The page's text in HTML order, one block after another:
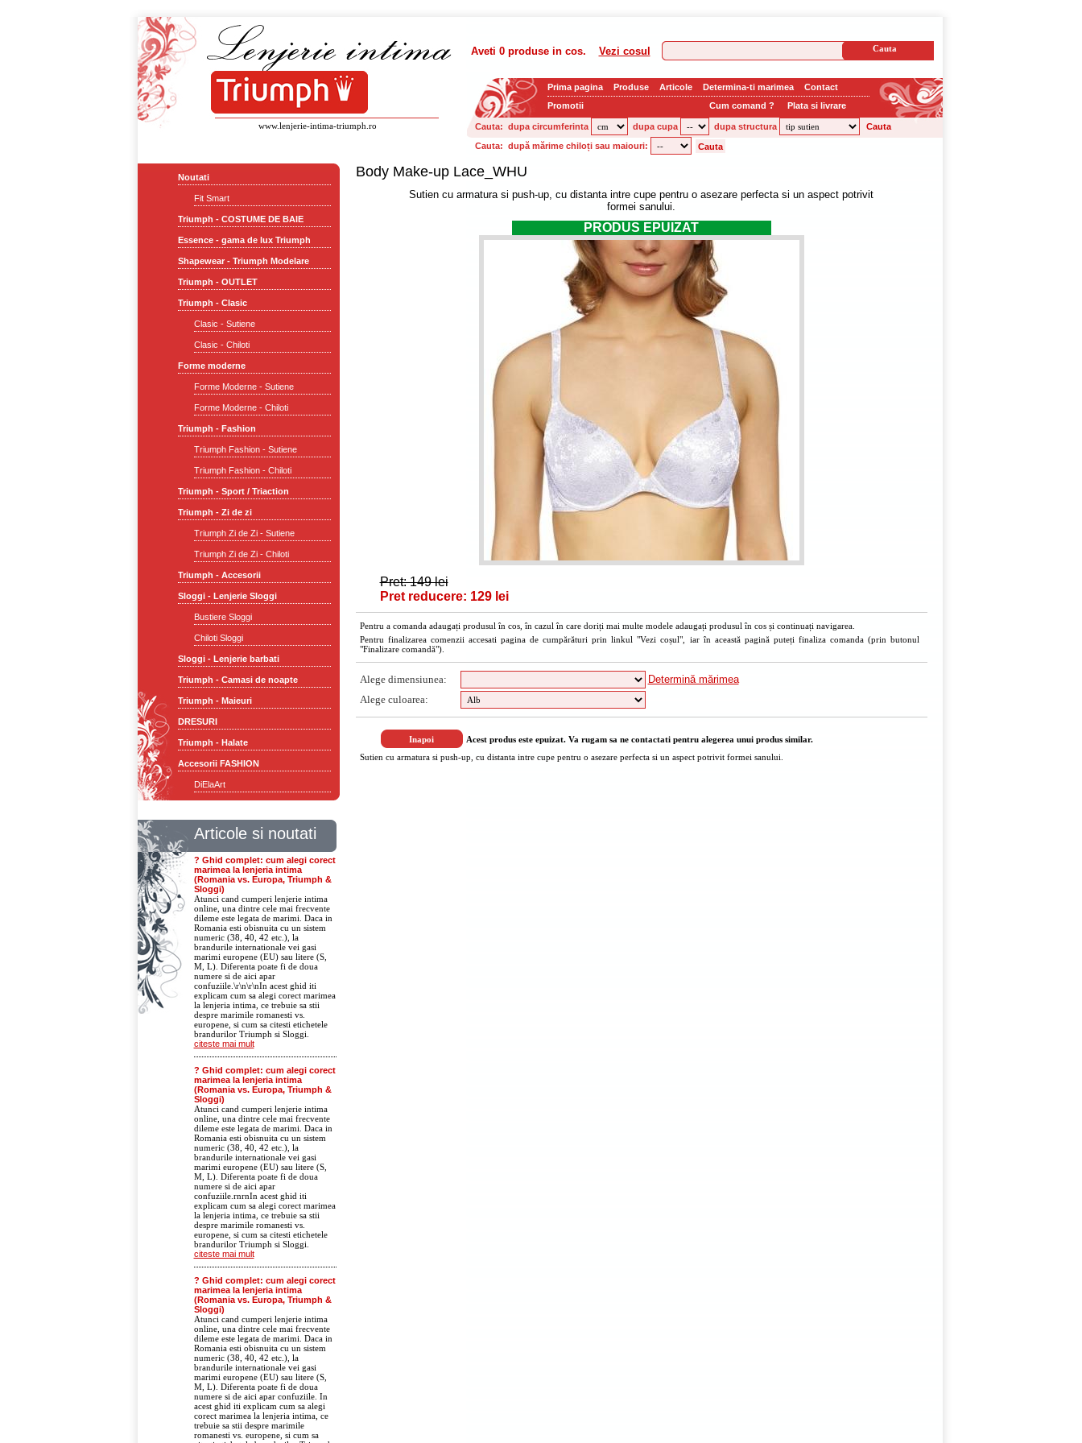
www.lenjerie-intima-triumph.ro
Aveti 0 produsein cos. Vezi cosul
Prima pagina Produse Articole Determina-ti marimea
Contact
Promotii
Cum comand ? Plata si livrare
Cauta: dupa circumferinta dupa cupa
dupa structura
Cauta: după mărime chiloți sau maiouri:
Noutati
Fit Smart
Triumph - COSTUME DE BAIE
Essence - gama de lux Triumph
Shapewear - Triumph Modelare
Triumph - OUTLET
Triumph - Clasic
Clasic - Sutiene
Clasic - Chiloti
Forme moderne
Forme Moderne - Sutiene
Forme Moderne - Chiloti
Triumph - Fashion
Triumph Fashion - Sutiene
Triumph Fashion - Chiloti
Triumph - Sport / Triaction
Triumph - Zi de zi
Triumph Zi de Zi - Sutiene
Triumph Zi de Zi - Chiloti
Triumph - Accesorii
Sloggi - Lenjerie Sloggi
Bustiere Sloggi
Chiloti Sloggi
Sloggi - Lenjerie barbati
Triumph - Camasi de noapte
Triumph - Maieuri
DRESURI
Triumph - Halate
Accesorii FASHION
DiElaArt
Articole si noutati
? Ghid complet: cum alegi corect
marimea la lenjeria intima
(Romania vs. Europa, Triumph &
Sloggi)
Atunci cand cumperi lenjerie intima
online, una dintre cele mai frecvente
dileme este legata de marimi. Daca in
Romania esti obisnuita cu un sistem
numeric (38, 40, 42 etc.), la
brandurile internationale vei gasi
marimi europene (EU) sau litere (S,
M, L). Diferenta poate fi de doua
numere si de aici apar
confuziile.\r\n\r\nIn acest ghid iti
explicam cum sa alegi corect marimea
la lenjeria intima, ce trebuie sa stii
despre marimile romanesti vs.
europene, si cum sa citesti etichetele
brandurilor Triumph si Sloggi.
citeste mai mult
? Ghid complet: cum alegi corect
marimea la lenjeria intima
(Romania vs. Europa, Triumph &
Sloggi)
Atunci cand cumperi lenjerie intima
online, una dintre cele mai frecvente
dileme este legata de marimi. Daca in
Romania esti obisnuita cu un sistem
numeric (38, 40, 42 etc.), la
brandurile internationale vei gasi
marimi europene (EU) sau litere (S,
M, L). Diferenta poate fi de doua
numere si de aici apar
confuziile.rnrnIn acest ghid iti
explicam cum sa alegi corect marimea
la lenjeria intima, ce trebuie sa stii
despre marimile romanesti vs.
europene, si cum sa citesti etichetele
brandurilor Triumph si Sloggi.
citeste mai mult
? Ghid complet: cum alegi corect
marimea la lenjeria intima
(Romania vs. Europa, Triumph &
Sloggi)
Atunci cand cumperi lenjerie intima
online, una dintre cele mai frecvente
dileme este legata de marimi. Daca in
Romania esti obisnuita cu un sistem
numeric (38, 40, 42 etc.), la
brandurile internationale vei gasi
marimi europene (EU) sau litere (S,
M, L). Diferenta poate fi de doua
numere si de aici apar confuziile. In
acest ghid iti explicam cum sa alegi
corect marimea la lenjeria intima, ce
trebuie sa stii despre marimile
romanesti vs. europene, si cum sa
Body Make-up Lace_WHU
Sutien cu armatura si push-up, cu distanta intre cupe pentru o asezare perfecta si un aspect potrivit
formei sanului.
PRODUS EPUIZAT
Pret: 149 lei
Pret reducere: 129 lei
Pentru a comanda adaugați produsul în cos, în cazul în care doriți mai multe modele adaugați produsul în cos și continuați navigarea.
Pentru finalizarea comenzii accesati pagina de cumpărături prin linkul "Vezi coșul", iar în această pagină puteți finaliza comanda (prin butonul
"Finalizare comandă").
Alege dimensiunea:
Determină mărimea
Alege culoarea:
Acest produs este epuizat. Va rugam sa ne contactati pentru alegerea unui produs similar.
Sutien cu armatura si push-up, cu distanta intre cupe pentru o asezare perfecta si un aspect potrivit formei sanului.